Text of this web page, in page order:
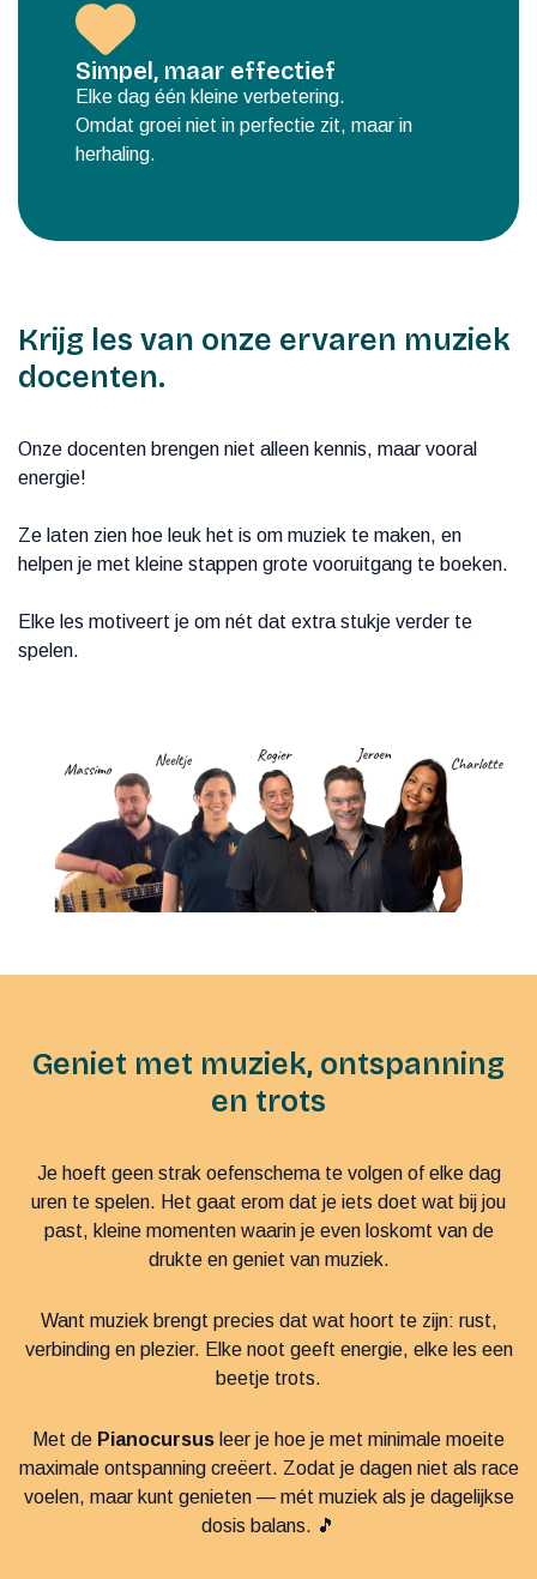
Simpel, maar effectief
Elke dag één kleine verbetering.
Omdat groei niet in perfectie zit, maar in
herhaling.
Krijg les van onze ervaren muziek
docenten.
Onze docenten brengen niet alleen kennis, maar vooral
energie!
Ze laten zien hoe leuk het is om muziek te maken, en
helpen je met kleine stappen grote vooruitgang te boeken.
Elke les motiveert je om nét dat extra stukje verder te
spelen.
Geniet met muziek, ontspanning
en trots
Je hoeft geen strak oefenschema te volgen of elke dag
uren te spelen. Het gaat erom dat je iets doet wat bij jou
past, kleine momenten waarin je even loskomt van de
drukte en geniet van muziek.
Want muziek brengt precies dat wat hoort te zijn: rust,
verbinding en plezier. Elke noot geeft energie, elke les een
beetje trots.
Met de Pianocursus leer je hoe je met minimale moeite
maximale ontspanning creëert. Zodat je dagen niet als race
voelen, maar kunt genieten — mét muziek als je dagelijkse
dosis balans. 🎵